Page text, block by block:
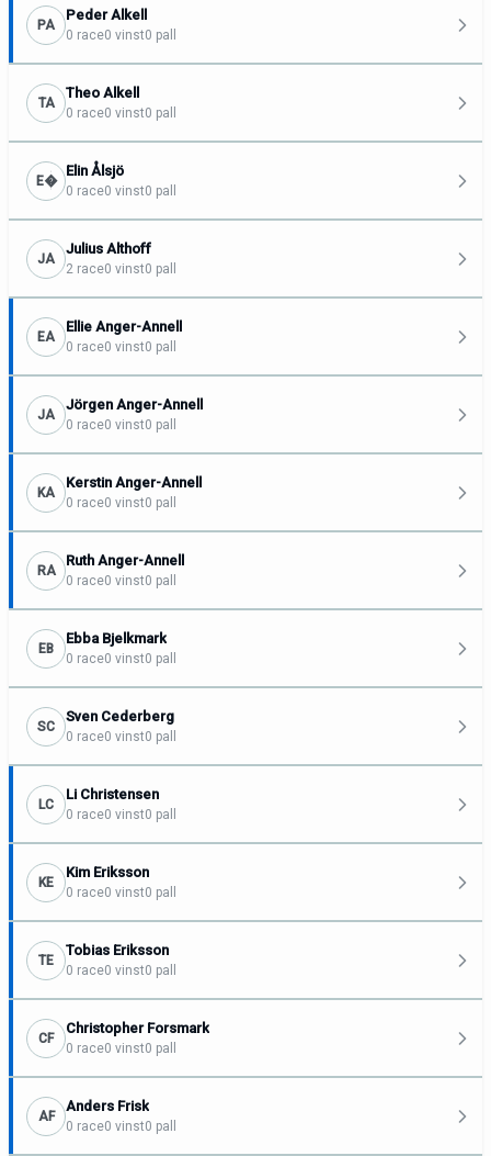
PA
Peder Alkell
0 race0 vinst0 pall
TA
Theo Alkell
0 race0 vinst0 pall
E�
Elin Ålsjö
0 race0 vinst0 pall
JA
Julius Althoff
2 race0 vinst0 pall
EA
Ellie Anger-Annell
0 race0 vinst0 pall
JA
Jörgen Anger-Annell
0 race0 vinst0 pall
KA
Kerstin Anger-Annell
0 race0 vinst0 pall
RA
Ruth Anger-Annell
0 race0 vinst0 pall
EB
Ebba Bjelkmark
0 race0 vinst0 pall
SC
Sven Cederberg
0 race0 vinst0 pall
LC
Li Christensen
0 race0 vinst0 pall
KE
Kim Eriksson
0 race0 vinst0 pall
TE
Tobias Eriksson
0 race0 vinst0 pall
CF
Christopher Forsmark
0 race0 vinst0 pall
AF
Anders Frisk
0 race0 vinst0 pall